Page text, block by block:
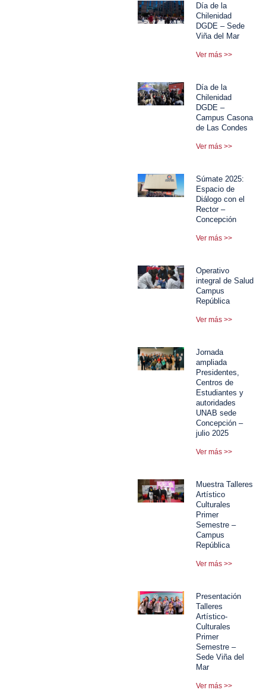
Día de la
Chilenidad
DGDE – Sede
Viña del Mar
Ver más >>
Día de la
Chilenidad
DGDE –
Campus Casona
de Las Condes
Ver más >>
Súmate 2025:
Espacio de
Diálogo con el
Rector –
Concepción
Ver más >>
Operativo
integral de Salud
Campus
República
Ver más >>
Jornada
ampliada
Presidentes,
Centros de
Estudiantes y
autoridades
UNAB sede
Concepción –
julio 2025
Ver más >>
Muestra Talleres
Artístico
Culturales
Primer
Semestre –
Campus
República
Ver más >>
Presentación
Talleres
Artístico-
Culturales
Primer
Semestre –
Sede Viña del
Mar
Ver más >>